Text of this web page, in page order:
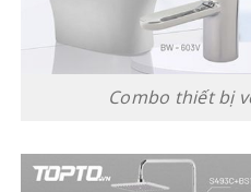
Combo thiết bị